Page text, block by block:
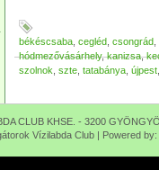
békéscsaba cegléd csongrád
hódmezővásárhely,kanizsa,
szolnok szte tatabánya újpest
CLUB KHSE. - 3200
Vízilabda Club | Powered by: